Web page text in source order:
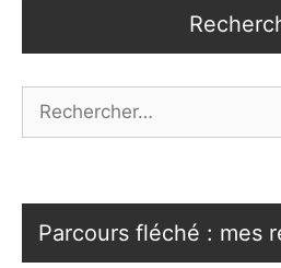
Parcours fléché : mes